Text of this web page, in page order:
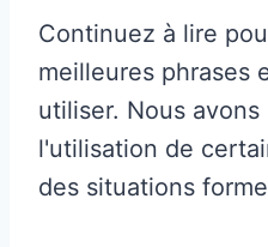
Continuez à lire
meilleures phrases
utiliser. Nous
l'utilisation de
des situations